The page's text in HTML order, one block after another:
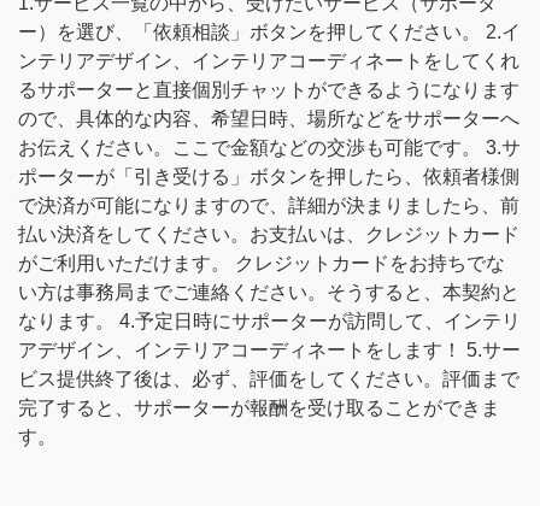
ー）を選び、「依頼相談」ボタンを押してください。 2.イ
ンテリアデザイン、インテリアコーディネートをしてくれ
るサポーターと直接個別チャットができるようになります
ので、具体的な内容、希望日時、場所などをサポーターへ
お伝えください。ここで金額などの交渉も可能です。 3.サ
ポーターが「引き受ける」ボタンを押したら、依頼者様側
で決済が可能になりますので、詳細が決まりましたら、前
払い決済をしてください。お支払いは、クレジットカード
がご利用いただけます。 クレジットカードをお持ちでな
い方は事務局までご連絡ください。そうすると、本契約と
なります。 4.予定日時にサポーターが訪問して、インテリ
アデザイン、インテリアコーディネートをします！ 5.サー
ビス提供終了後は、必ず、評価をしてください。評価まで
完了すると、サポーターが報酬を受け取ることができま
す。